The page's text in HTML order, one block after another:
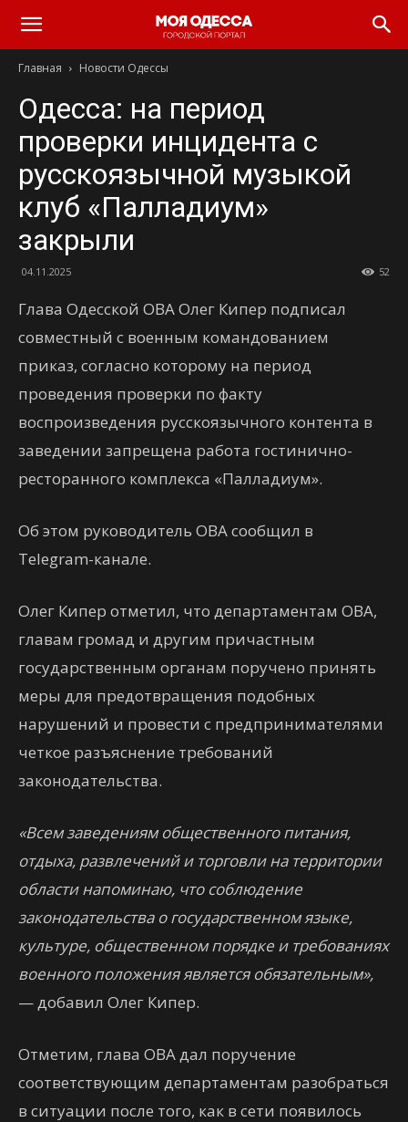
Моя
Одесса
Главная Новости Одессы
Одесса: на период
проверки инцидента с
русскоязычной музыкой
клуб «Палладиум»
закрыли
04.11.2025 52
Глава Одесской ОВА Олег Кипер подписал
совместный с военным командованием
приказ, согласно которому на период
проведения проверки по факту
воспроизведения русскоязычного контента в
заведении запрещена работа гостинично-
ресторанного комплекса «Палладиум».
Об этом руководитель ОВА сообщил в
Telegram-канале.
Олег Кипер отметил, что департаментам ОВА,
главам громад и другим причастным
государственным органам поручено принять
меры для предотвращения подобных
нарушений и провести с предпринимателями
четкое разъяснение требований
законодательства.
«Всем заведениям общественного питания,
отдыха, развлечений и торговли на территории
области напоминаю, что соблюдение
законодательства о государственном языке,
культуре, общественном порядке и требованиях
военного положения является обязательным»,
— добавил Олег Кипер.
Отметим, глава ОВА дал поручение
соответствующим департаментам разобраться
в ситуации после того, как в сети появилось